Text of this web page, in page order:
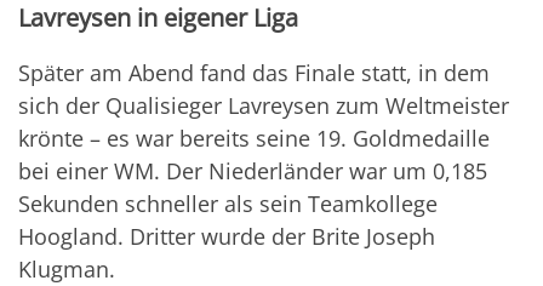
Lavreysen in eigener Liga
Später am Abend fand das Finale statt, in dem
sich der Qualisieger Lavreysen zum Weltmeister
krönte – es war bereits seine 19. Goldmedaille
bei einer WM. Der Niederländer war um 0,185
Sekunden schneller als sein Teamkollege
Hoogland. Dritter wurde der Brite Joseph
Klugman.